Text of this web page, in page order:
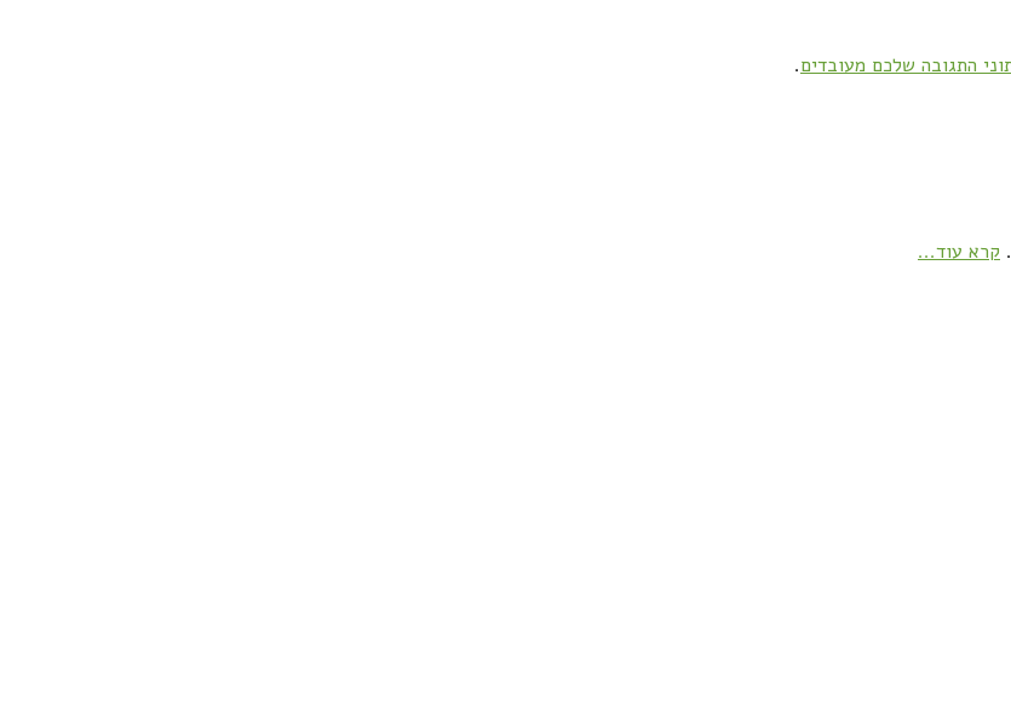
התגובה שלכם מעובדים.
קרא עוד...